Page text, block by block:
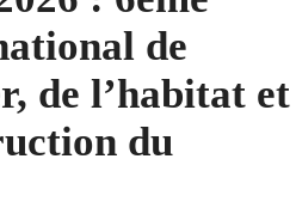
de
de l’habitat et
du